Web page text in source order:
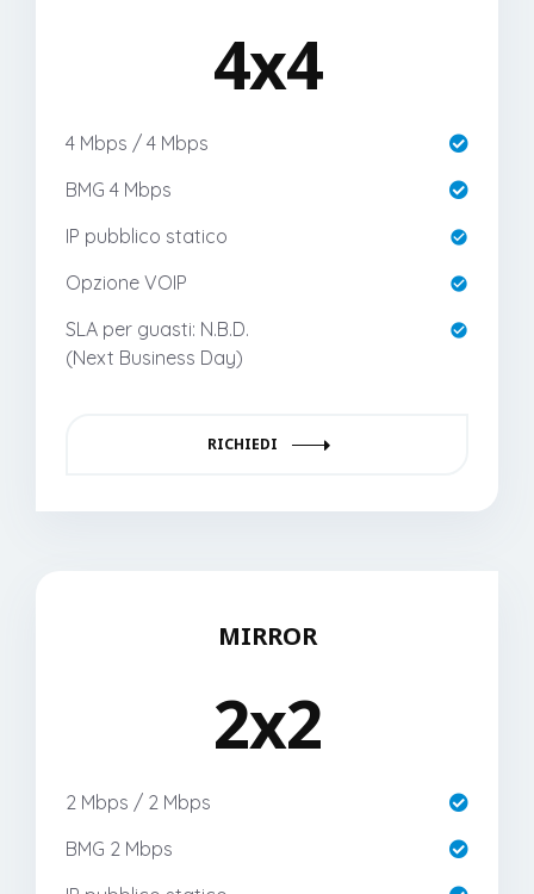
4x4
4 Mbps / 4 Mbps
BMG 4 Mbps
IP pubblico statico
Opzione VOIP
SLA per guasti: N.B.D.
(Next Business Day)
RICHIEDI
MIRROR
2x2
2 Mbps / 2 Mbps
BMG 2 Mbps